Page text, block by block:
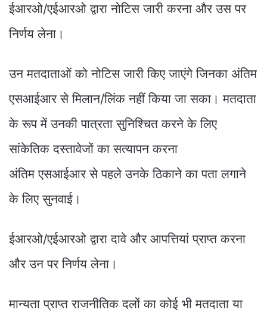
ईआरओ/एईआरओ द्वारा नोटिस जारी करना और उस पर
निर्णय लेना।
उन मतदाताओं को नोटिस जारी किए जाएंगे जिनका अंतिम
एसआईआर से मिलान/लिंक नहीं किया जा सका। मतदाता
के रूप में उनकी पात्रता सुनिश्चित करने के लिए
सांकेतिक दस्तावेजों का सत्यापन करना
अंतिम एसआईआर से पहले उनके ठिकाने का पता लगाने
के लिए सुनवाई।
ईआरओ/एईआरओ द्वारा दावे और आपत्तियां प्राप्त करना
और उन पर निर्णय लेना।
मान्यता प्राप्त राजनीतिक दलों का कोई भी मतदाता या